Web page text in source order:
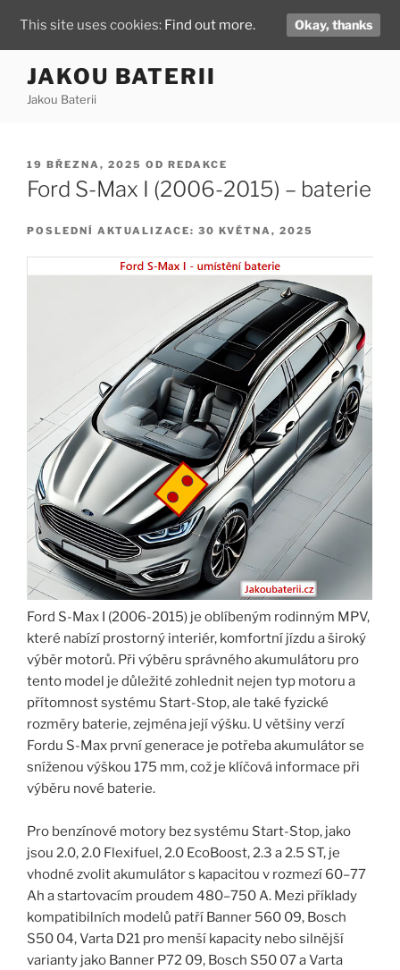
obsahu
JAKOU BATERII
Jakou Baterii
PUBLIKOVÁNO
19 BŘEZNA, 2025 OD REDAKCE
Ford S-Max I (2006-2015) – baterie
POSLEDNÍ AKTUALIZACE: 30 KVĚTNA, 2025
Ford S-Max I (2006-2015) je oblíbeným rodinným MPV,
které nabízí prostorný interiér, komfortní jízdu a široký
výběr motorů. Při výběru správného akumulátoru pro
tento model je důležité zohlednit nejen typ motoru a
přítomnost systému Start-Stop, ale také fyzické
rozměry baterie, zejména její výšku. U většiny verzí
Fordu S-Max první generace je potřeba akumulátor se
sníženou výškou 175 mm, což je klíčová informace při
výběru nové baterie.
Pro benzínové motory bez systému Start-Stop, jako
jsou 2.0, 2.0 Flexifuel, 2.0 EcoBoost, 2.3 a 2.5 ST, je
vhodné zvolit akumulátor s kapacitou v rozmezí 60–77
Ah a startovacím proudem 480–750 A. Mezi příklady
kompatibilních modelů patří Banner 560 09, Bosch
S50 04, Varta D21 pro menší kapacity nebo silnější
varianty jako Banner P72 09, Bosch S50 07 a Varta
This site uses cookies: Find out more. Okay, thanks